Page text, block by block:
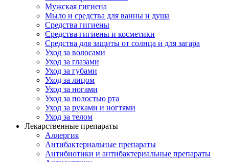
Мужская гигиена
Мыло и средства для ванны и душа
Средства гигиены
Средства гигиены и косметики
Средства для защиты от солнца и для загара
Уход за волосами
Уход за глазами
Уход за губами
Уход за лицом
Уход за ногами
Уход за полостью рта
Уход за руками и ногтями
Уход за телом
Лекарственные препараты
Аллергия
Антибактериальные препараты
Антибиотики и антибактериальные препараты